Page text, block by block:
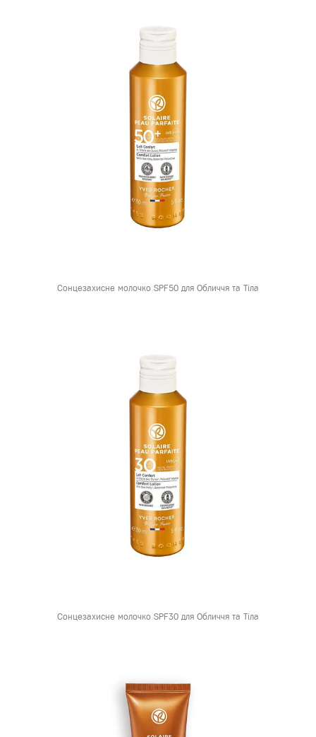
Сонцезахисне молочко SPF50 для Обличчя та Тіла
Сонцезахисне молочко SPF30 для Обличчя та Тіла